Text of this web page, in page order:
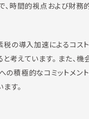
、時間的視点および財務
税の導入加速によるコス
考えています。 また、機
積極的なコミットメン
す。